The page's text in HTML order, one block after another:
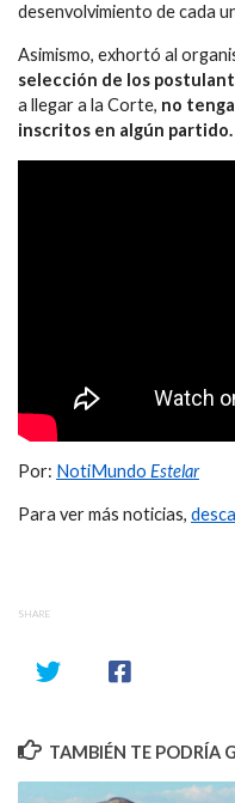
desenvolvimiento de cada
Asimismo, exhortó al
selección de los
a llegar a la Corte, no
inscritos en algún partido.
Por: NotiMundo Estelar
Para ver más noticias,
SHARE
TAMBIÉN TE PODRÍA